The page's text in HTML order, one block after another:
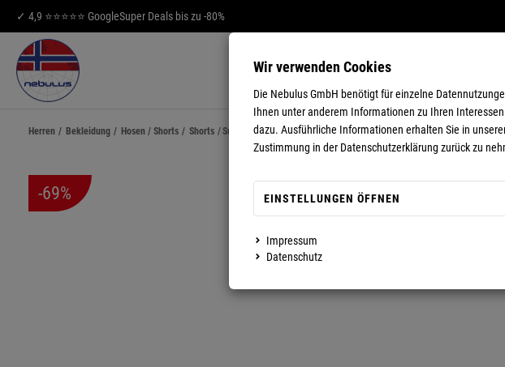
✓ 4,9 ⭐⭐⭐⭐⭐ GoogleSuper Deals bis zu -80%
HERREN DAMEN
Herren / Bekleidung / Hosen / Shorts / Shorts /Summerfresh Microfiber Short LEON Herren
-69%
MEHR ANZEIGEN
Wir verwenden Cookies
Die Nebulus GmbH benötigt für einzelne
Ihnen unter anderem Informationen zu Ihren
dazu. Ausführliche Informationen erhalten Sie in
Zustimmung in der Datenschutzerklärung zurück zu
EINSTELLUNGEN ÖFFNEN
Impressum
Datenschutz